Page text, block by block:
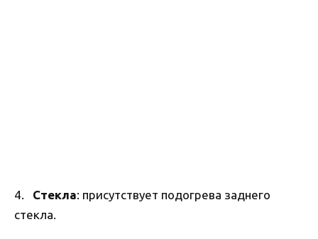
4. Стекла: присутствует подогрева заднего
стекла.